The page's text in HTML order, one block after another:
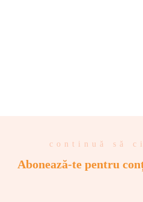
continuă să
Abonează-te pentru